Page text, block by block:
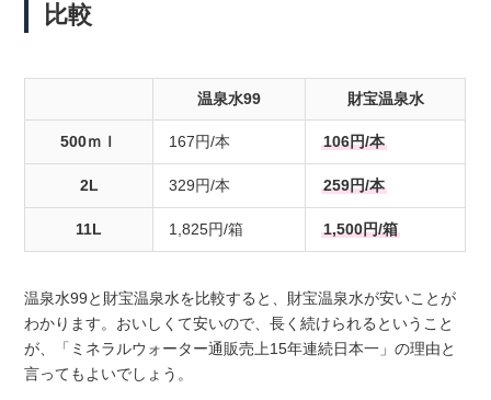
比較
温泉水99 財宝温泉水
500ｍｌ 167円/本 106円/本
2L 329円/本 259円/本
11L 1,825円/箱 1,500円/箱
温泉水99と財宝温泉水を比較すると、財宝温泉水が安いことが
わかります。おいしくて安いので、長く続けられるということ
が、「ミネラルウォーター通販売上15年連続日本一」の理由と
言ってもよいでしょう。